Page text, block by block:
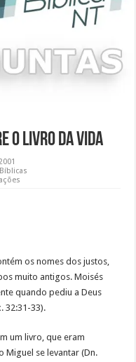
o livro da vida
os nomes dos justos,
muito antigos. Moisés
quando pediu a Deus
32:31-33).
um livro, que eram
Miguel se levantar (Dn.